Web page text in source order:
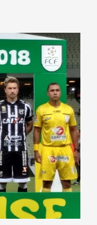
a dia. Esta
do
a vida do
com todo
Educação,
trabalho
envolvidos.
Denatran, do
alcançar o...